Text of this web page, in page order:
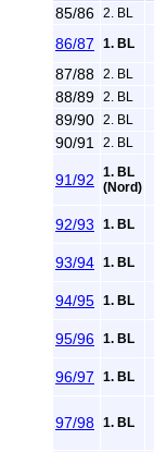
85/86 2. BL
86/87 1. BL
87/88 2. BL
88/89 2. BL
89/90 2. BL
90/91 2. BL
91/92
1. BL
(Nord)
92/93 1. BL
93/94 1. BL
94/95 1. BL
95/96 1. BL
96/97 1. BL
97/98 1. BL